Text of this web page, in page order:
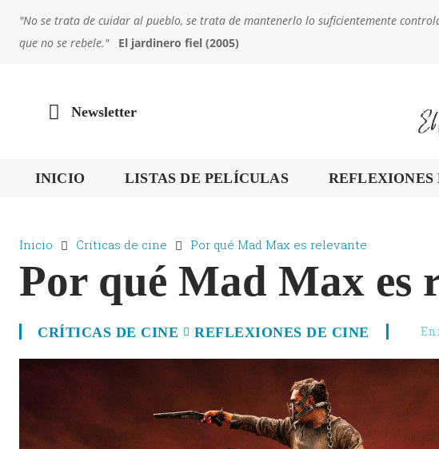
"No se trata de cuidar al pueblo, se trata de mantenerlo lo suficientemente
que no se rebele."
El jardinero fiel (2005)
Newsletter
INICIO LISTAS DE PELÍCULAS REFLEXIONES
Inicio Críticas de cine Por qué Mad Max es relevante
Por qué Mad Max es
CRÍTICAS DE CINE REFLEXIONES DE CINE